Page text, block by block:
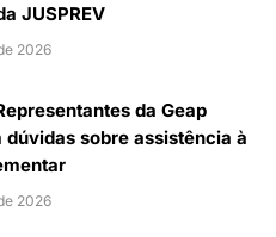
JUSPREV
2026
da Geap
sobre assistência à
2026